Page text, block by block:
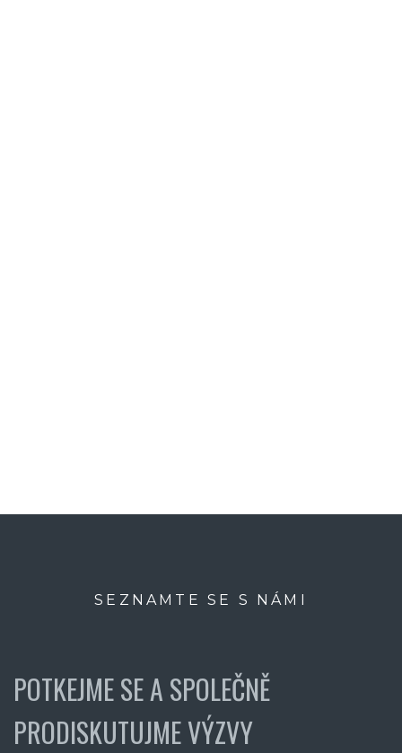
SEZNAMTE SE S NÁMI
POTKEJME SE A SPOLEČNĚ
PRODISKUTUJME VÝZVY